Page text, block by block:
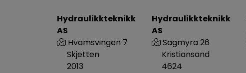
Hydraulikkteknikk
AS
Hvamsvingen 7
Skjetten
2013
Hydraulikkteknikk
AS
Sagmyra 26
Kristiansand
4624